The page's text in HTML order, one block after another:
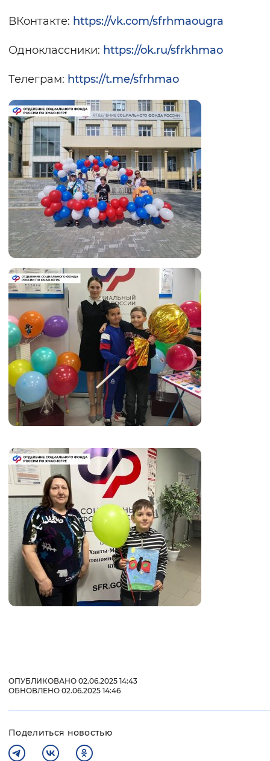
ВКонтакте: https://vk.com/sfrhmaougra
Одноклассники: https://ok.ru/sfrkhmao
Телеграм: https://t.me/sfrhmao
ОПУБЛИКОВАНО 02.06.2025 14:43
ОБНОВЛЕНО 02.06.2025 14:46
Поделиться новостью